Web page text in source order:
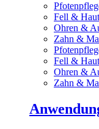
Fell &
Ohren &
Zahn &
Fell &
Ohren &
Zahn &